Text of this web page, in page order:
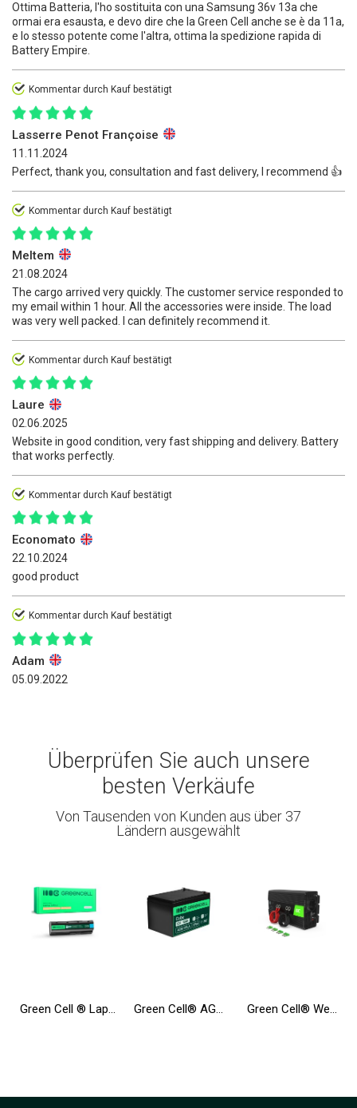
Ottima Batteria, l'ho sostituita con una Samsung 36v 13a che
ormai era esausta, e devo dire che la Green Cell anche se è da 11a,
e lo stesso potente come l'altra, ottima la spedizione rapida di
Battery Empire.
Kommentar durch Kauf bestätigt
Lasserre Penot Françoise
11.11.2024
Perfect, thank you, consultation and fast delivery, I recommend 👍️
Kommentar durch Kauf bestätigt
Meltem
21.08.2024
The cargo arrived very quickly. The customer service responded to
my email within 1 hour. All the accessories were inside. The load
was very well packed. I can definitely recommend it.
Kommentar durch Kauf bestätigt
Laure
02.06.2025
Website in good condition, very fast shipping and delivery. Battery
that works perfectly.
Kommentar durch Kauf bestätigt
Economato
22.10.2024
good product
Kommentar durch Kauf bestätigt
Adam
05.09.2022
Überprüfen Sie auch unsere
besten Verkäufe
Von Tausenden von Kunden aus über 37
Ländern ausgewählt